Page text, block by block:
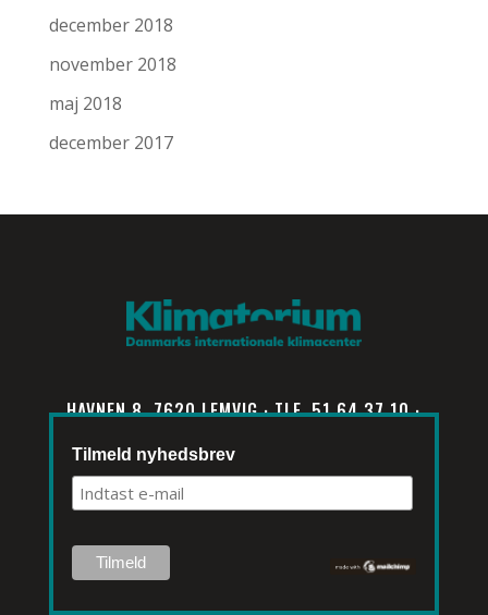
december 2018
november 2018
maj 2018
december 2017
HAVNEN 8, 7620 LEMVIG · TLF. 51 64 37 10 ·
INFO@KLIMATORIUM.DK
Tilmeld nyhedsbrev